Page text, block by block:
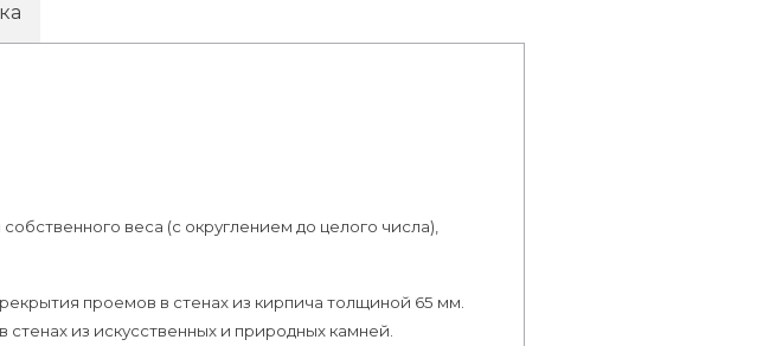
веса (с округлением до целого числа),
проемов в стенах из кирпича толщиной 65 мм.
из искусственных и природных камней.